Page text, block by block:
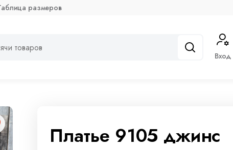
размеров
Вход
Платье 9105 джинс